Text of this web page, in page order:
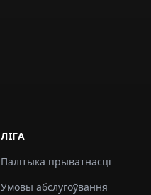
ЛІГА
Палітыка прыватнасці
Умовы абслугоўвання